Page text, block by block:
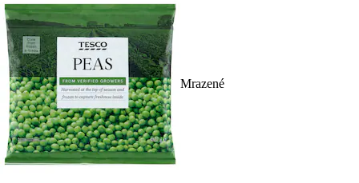
Mrazené